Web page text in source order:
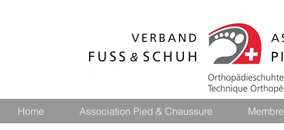
Home Association Pied & Chaussure